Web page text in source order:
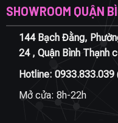
SHOWROOM QUẬN
144 Bạch Đằng,
24 , Quận Bình Thạnh
Hotline: 0933.833.039
Mở cửa: 8h-22h